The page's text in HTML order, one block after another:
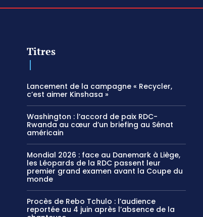
Titres
Lancement de la campagne « Recycler,
c’est aimer Kinshasa »
Washington : l’accord de paix RDC-
Rwanda au cœur d’un briefing au Sénat
américain
Mondial 2026 : face au Danemark à Liège,
les Léopards de la RDC passent leur
premier grand examen avant la Coupe du
monde
Procès de Rebo Tchulo : l’audience
reportée au 4 juin après l’absence de la